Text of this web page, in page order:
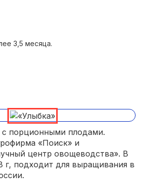
в любом регионе.
3,5 месяца.
с порционными плодами.
«Поиск» и
центр овощеводства». В
г, подходит для выращивания в